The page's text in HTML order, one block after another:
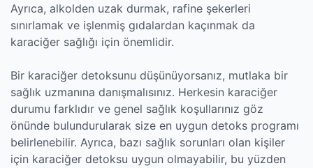
Ayrıca, alkolden uzak durmak, rafine şekerleri
sınırlamak ve işlenmiş gıdalardan kaçınmak da
karaciğer sağlığı için önemlidir.
Bir karaciğer detoksunu düşünüyorsanız, mutlaka bir
sağlık uzmanına danışmalısınız. Herkesin karaciğer
durumu farklıdır ve genel sağlık koşullarınız göz
önünde bulundurularak size en uygun detoks programı
belirlenebilir. Ayrıca, bazı sağlık sorunları olan kişiler
için karaciğer detoksu uygun olmayabilir, bu yüzden